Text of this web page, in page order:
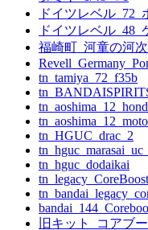
ドイツレベル_72_
ドイツレベル_48_
福崎町_河童の河
tn_tamiya_72_f35b
tn_HGUC_drac_2
tn_hguc_dodaikai
旧キット_コアブ